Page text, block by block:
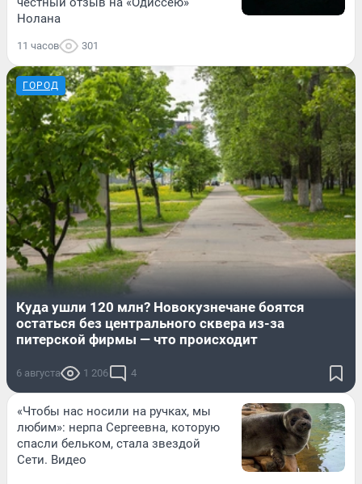
Нолана
11 часов 301
ГОРОД
Куда ушли 120 млн? Новокузнечане боятся
остаться без центрального сквера из-за
питерской фирмы — что происходит
6 августа 1 206 4
«Чтобы нас носили на ручках, мы
любим»: нерпа Сергеевна, которую
спасли бельком, стала звездой
Сети. Видео